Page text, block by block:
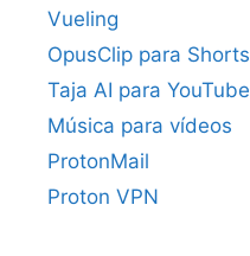
Vueling
OpusClip para Shorts
Taja AI para YouTube
Música para vídeos
ProtonMail
Proton VPN